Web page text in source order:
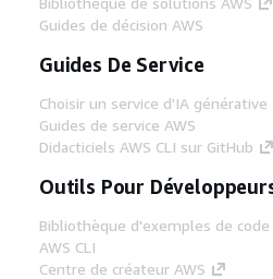
Guides de décision AWS
Guides De Service
Choisir un service d'IA générative
Guides de service AWS
Didacticiels AWS CLI sur GitHub
Outils Pour
Bibliothèque d'exemples de code
AWS CLI
Centre de créateur AWS